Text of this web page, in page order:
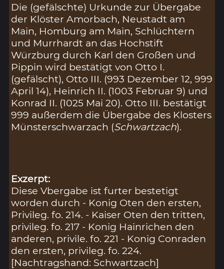
Die (gefälschte) Urkunde zur Übergabe
der Klöster Amorbach, Neustadt am
Main, Homburg am Main, Schlüchtern
und Murrhardt an das Hochstift
Würzburg durch Karl den Großen und
Pippin wird bestätigt von Otto I.
(gefälscht), Otto III. (993 Dezember 12, 999
April 14), Heinrich II. (1003 Februar 9) und
Konrad II. (1025 Mai 20). Otto III. bestätigt
999 außerdem die Übergabe des Klosters
Münsterschwarzach (Schwartzach).
Exzerpt:
Diese Vbergabe ist furter bestetigt
worden durch - Konig Oten den ersten,
Privileg. fo. 214. - Kaiser Oten den tritten,
privileg. fo. 217 - Konig Hainrichen den
anderen, privile. fo. 221 - Konig Conraden
den ersten, privileg. fo. 224.
[Nachtragshand: Schwartzach]